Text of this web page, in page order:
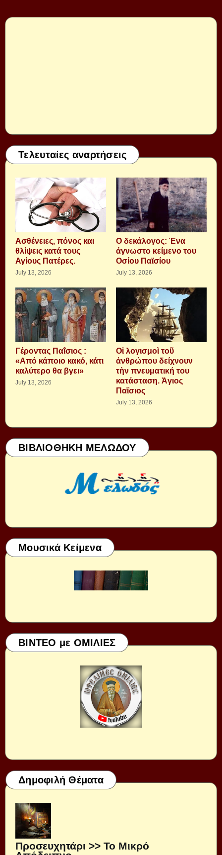
Τελευταίες αναρτήσεις
Aσθένειες, πόνος και
θλίψεις κατά τους
Αγίους Πατέρες.
July 13, 2026
Ο δεκάλογος: Ένα
άγνωστο κείμενο του
Οσίου Παϊσίου
July 13, 2026
Γέροντας Παΐσιος :
«Από κάποιο κακό, κάτι
καλύτερο θα βγει»
July 13, 2026
Οἱ λογισμοὶ τοῦ
ἀνθρώπου δείχνουν
τὴν πνευματική του
κατάσταση. Ἁγιος
Παΐσιος
July 13, 2026
ΒΙΒΛΙΟΘΗΚΗ ΜΕΛΩΔΟΥ
Μουσικά Κείμενα
ΒΙΝΤΕΟ με ΟΜΙΛΙΕΣ
Δημοφιλή Θέματα
Προσευχητάρι >> Το Μικρό